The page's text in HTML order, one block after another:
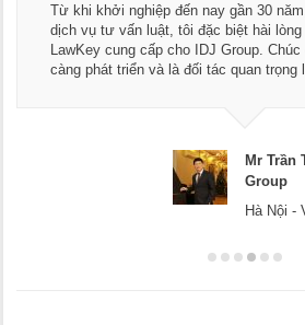
Từ khi khởi nghiệp đến nay gần 30
dịch vụ tư vấn luật, tôi đặc biệt hài
LawKey cung cấp cho IDJ Group.
càng phát triển và là đối tác quan trọng
Mr Trần
Group
Hà Nội -